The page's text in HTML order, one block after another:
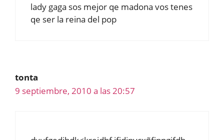
lady gaga sos mejor qe madona vos tenes
qe ser la reina del pop
tonta
9 septiembre, 2010 a las 20:57